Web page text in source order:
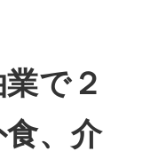
で２
、介